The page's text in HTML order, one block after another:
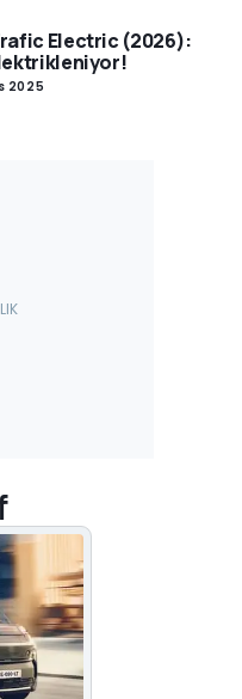
Electric (2026):
2025